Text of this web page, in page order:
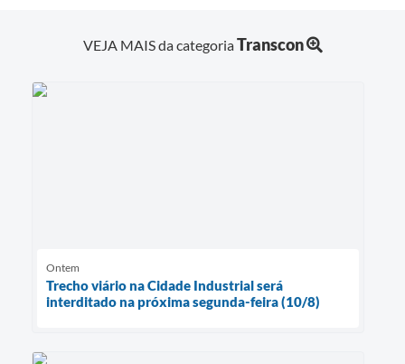
VEJA MAIS da categoriaTranscon
Ontem
Trecho viário na Cidade Industrial será
interditado na próxima segunda-feira (10/8)